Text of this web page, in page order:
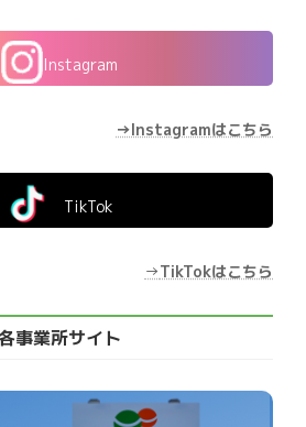
Instagram
→Instagramはこちら
TikTok
→TikTokはこちら
各事業所サイト